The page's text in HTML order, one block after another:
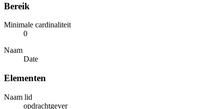
Bereik
Minimale cardinaliteit
0
Naam
Date
Elementen
Naam lid
opdrachtgever